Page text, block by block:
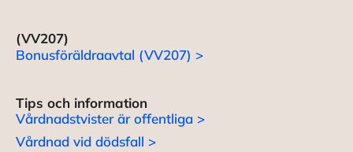
(VV207)
Bonusföräldraavtal (VV207) >
Tips och information
Vårdnadstvister är offentliga >
Vårdnad vid dödsfall >